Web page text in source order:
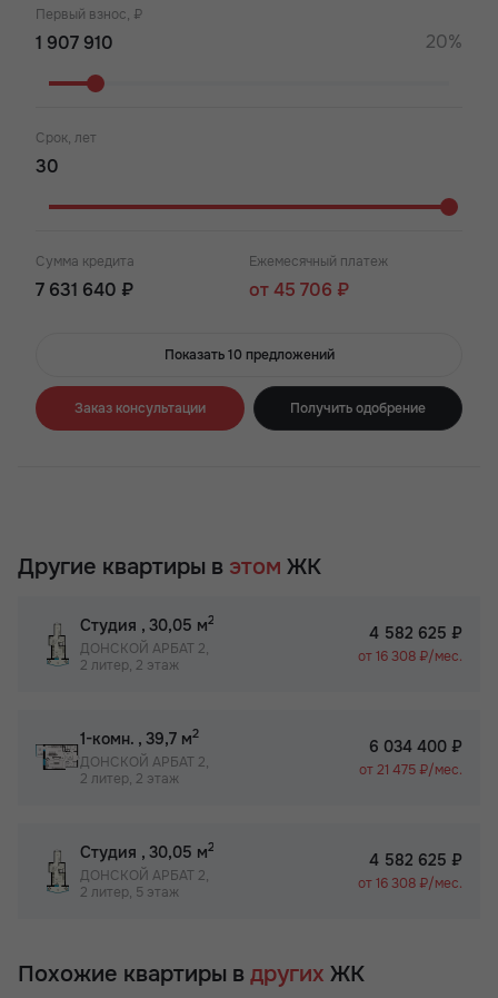
Квартиры разных форматов
Первый взнос, ₽
20%
Срок, лет
Сумма кредита
7 631 640 ₽
Ежемесячный платеж
от 45 706 ₽
Показать 10 предложений
Заказ консультации Получить одобрение
Другие квартиры в этом ЖК
Студия , 30,05 м2
ДОНСКОЙ АРБАТ 2,
2 литер, 2 этаж
4 582 625 ₽
от 16 308 ₽/мес.
1-комн. , 39,7 м2
ДОНСКОЙ АРБАТ 2,
2 литер, 2 этаж
6 034 400 ₽
от 21 475 ₽/мес.
Студия , 30,05 м2
ДОНСКОЙ АРБАТ 2,
2 литер, 5 этаж
4 582 625 ₽
от 16 308 ₽/мес.
Похожие квартиры в других ЖК